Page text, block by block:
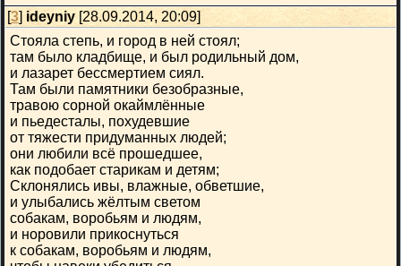
[3] ideyniy [28.09.2014, 20:09]
Стояла степь, и город в ней стоял;
там было кладбище, и был родильный дом,
и лазарет бессмертием сиял.
Там были памятники безобразные,
травою сорной окаймлённые
и пьедесталы, похудевшие
от тяжести придуманных людей;
они любили всё прошедшее,
как подобает старикам и детям;
Склонялись ивы, влажные, обветшие,
и улыбались жёлтым светом
собакам, воробьям и людям,
и норовили прикоснуться
к собакам, воробьям и людям,